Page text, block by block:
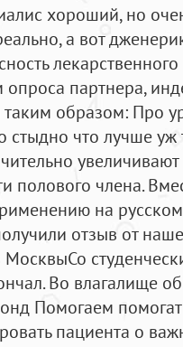
хороший, но
а вот
партнера,
образом: Про
стыдно что лучше уж
увеличивают
полового члена.
на
отзыв от
МосквыСо
Во влагалище
Помогаем
пациента о